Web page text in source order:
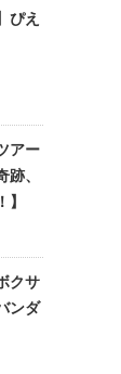
ぴえ
アー
跡、
クサ
ンダ